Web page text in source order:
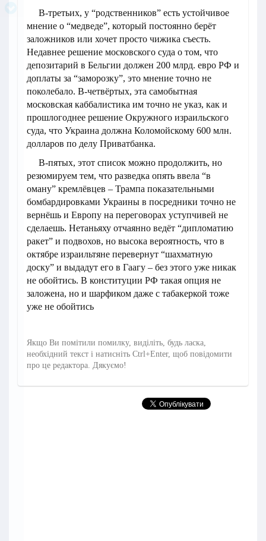
В-третьих, у “родственников” есть устойчивое
мнение о “медведе”, который постоянно берёт
заложников или хочет просто чижика съесть.
Недавнее решение московского суда о том, что
депозитарий в Бельгии должен 200 млрд. евро РФ и
доплаты за “заморозку”, это мнение точно не
поколебало. В-четвёртых, эта самобытная
московская каббалистика им точно не указ, как и
прошлогоднее решение Окружного израильского
суда, что Украина должна Коломойскому 600 млн.
долларов по делу Приватбанка.
В-пятых, этот список можно продолжить, но
резюмируем тем, что разведка опять ввела “в
оману” кремлёвцев – Трампа показательными
бомбардировками Украины в посредники точно не
вернёшь и Европу на переговорах уступчивей не
сделаешь. Нетаньяху отчаянно ведёт “дипломатию
ракет” и подвохов, но высока вероятность, что в
октябре израильтяне перевернут “шахматную
доску” и выдадут его в Гаагу – без этого уже никак
не обойтись. В конституции РФ такая опция не
заложена, но и шарфиком даже с табакеркой тоже
уже не обойтись
Якщо Ви помітили помилку, виділіть, будь ласка,
необхідний текст і натисніть Ctrl+Enter, щоб повідомити
про це редактора. Дякуємо!